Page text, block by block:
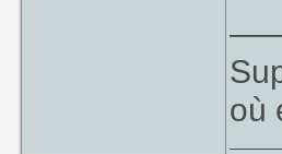
où